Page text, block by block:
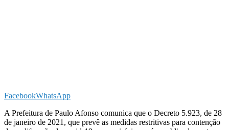
FacebookWhatsApp
A Prefeitura de Paulo Afonso comunica que o Decreto 5.923, de 28
de janeiro de 2021, que prevê as medidas restritivas para contenção